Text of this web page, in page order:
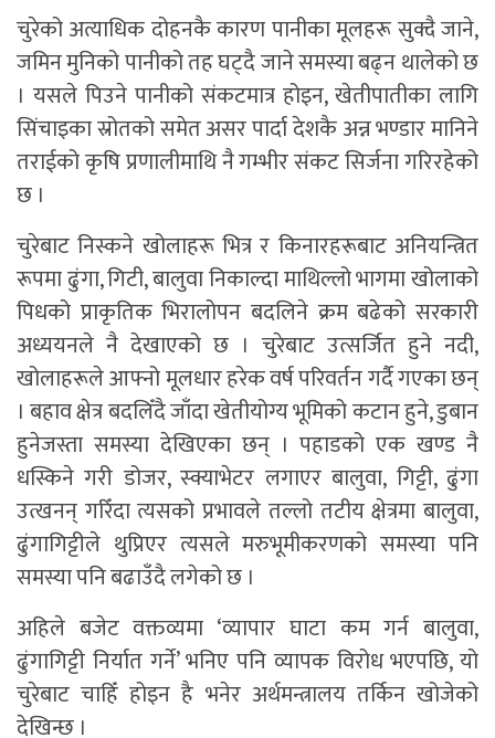
चुरेको अत्याधिक दोहनकै कारण पानीका मूलहरू सुक्दै जाने,
जमिन मुनिको पानीको तह घट्दै जाने समस्या बढ्न थालेको छ
। यसले पिउने पानीको संकटमात्र होइन, खेतीपातीका लागि
सिंचाइका स्रोतको समेत असर पार्दा देशकै अन्न भण्डार मानिने
तराईको कृषि प्रणालीमाथि नै गम्भीर संकट सिर्जना गरिरहेको
छ ।
चुरेबाट निस्कने खोलाहरू भित्र र किनारहरूबाट अनियन्त्रित
रूपमा ढुंगा, गिटी, बालुवा निकाल्दा माथिल्लो भागमा खोलाको
पिधको प्राकृतिक भिरालोपन बदलिने क्रम बढेको सरकारी
अध्ययनले नै देखाएको छ । चुरेबाट उत्सर्जित हुने नदी,
खोलाहरूले आफ्नो मूलधार हरेक वर्ष परिवर्तन गर्दै गएका छन्
। बहाव क्षेत्र बदलिँदै जाँदा खेतीयोग्य भूमिको कटान हुने, डुबान
हुनेजस्ता समस्या देखिएका छन् । पहाडको एक खण्ड नै
धस्किने गरी डोजर, स्क्याभेटर लगाएर बालुवा, गिट्टी, ढुंगा
उत्खनन् गरिँदा त्यसको प्रभावले तल्लो तटीय क्षेत्रमा बालुवा,
ढुंगागिट्टीले थुप्रिएर त्यसले मरुभूमीकरणको समस्या पनि
समस्या पनि बढाउँदै लगेको छ ।
अहिले बजेट वक्तव्यमा ‘व्यापार घाटा कम गर्न बालुवा,
ढुंगागिट्टी निर्यात गर्ने’ भनिए पनि व्यापक विरोध भएपछि, यो
चुरेबाट चाहिँ होइन है भनेर अर्थमन्त्रालय तर्किन खोजेको
देखिन्छ ।